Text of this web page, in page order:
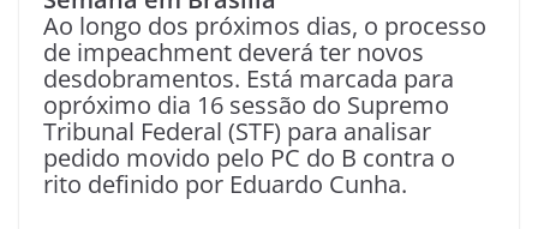
Ao longo dos próximos dias, o processo
de impeachment deverá ter novos
desdobramentos. Está marcada para
opróximo dia 16 sessão do Supremo
Tribunal Federal (STF) para analisar
pedido movido pelo PC do B contra o
rito definido por Eduardo Cunha.